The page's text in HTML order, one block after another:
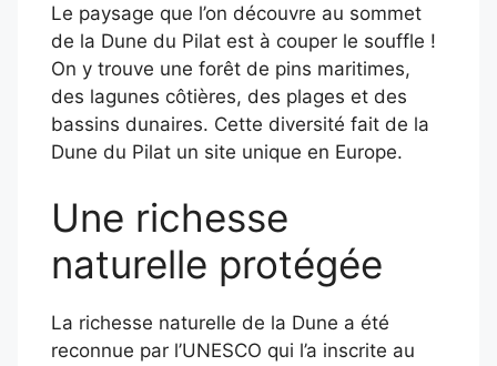
Le paysage que l’on découvre au sommet
de la Dune du Pilat est à couper le souffle !
On y trouve une forêt de pins maritimes,
des lagunes côtières, des plages et des
bassins dunaires. Cette diversité fait de la
Dune du Pilat un site unique en Europe.
Une richesse
naturelle protégée
La richesse naturelle de la Dune a été
reconnue par l’UNESCO qui l’a inscrite au